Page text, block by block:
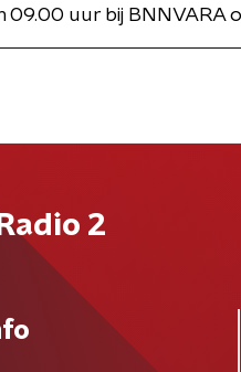
09.00 uur bij BNNVARA
2